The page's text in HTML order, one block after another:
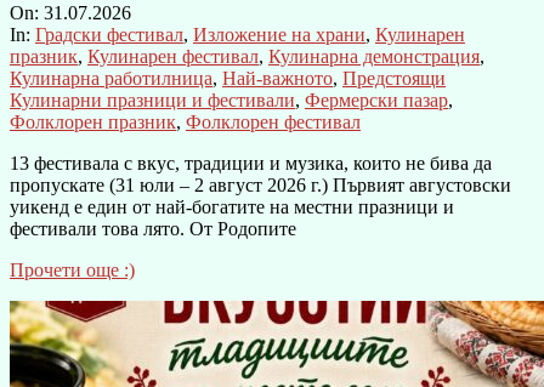
On: 31.07.2026
In: Градски фестивал, Изложение на храни, Кулинарен
празник, Кулинарен фестивал, Кулинарна демонстрация,
Кулинарна работилница, Най-важното, Предстоящи
Кулинарни празници и фестивали, Фермерски пазар,
Фолклорен празник, Фолклорен фестивал
13 фестивала с вкус, традиции и музика, които не бива да
пропускате (31 юли – 2 август 2026 г.) Първият августовски
уикенд е един от най-богатите на местни празници и
фестивали това лято. От Родопите
Прочети още :)